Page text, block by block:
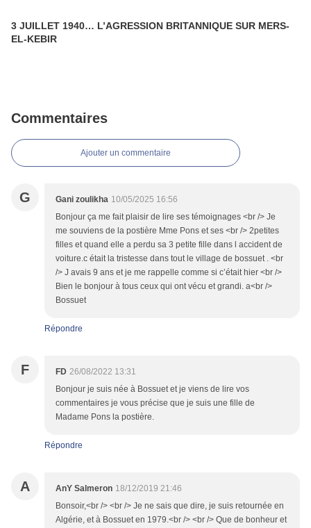
3 JUILLET 1940… L’AGRESSION BRITANNIQUE SUR MERS-
EL-KEBIR
Commentaires
Ajouter un commentaire
G Gani zoulikha 10/05/2025 16:56
Bonjour ça me fait plaisir de lire ses témoignages <br /> Je
me souviens de la postière Mme Pons et ses <br /> 2petites
filles et quand elle a perdu sa 3 petite fille dans l accident de
voiture.c était la tristesse dans tout le village de bossuet . <br
/> J avais 9 ans et je me rappelle comme si c’était hier <br />
Bien le bonjour à tous ceux qui ont vécu et grandi. a<br />
Bossuet
Répondre
F FD 26/08/2022 13:31
Bonjour je suis née à Bossuet et je viens de lire vos
commentaires je vous précise que je suis une fille de
Madame Pons la postière.
Répondre
A AnY Salmeron 18/12/2019 21:46
Bonsoir,<br /> <br /> Je ne sais que dire, je suis retournée en
Algérie, et à Bossuet en 1979.<br /> <br /> Que de bonheur et